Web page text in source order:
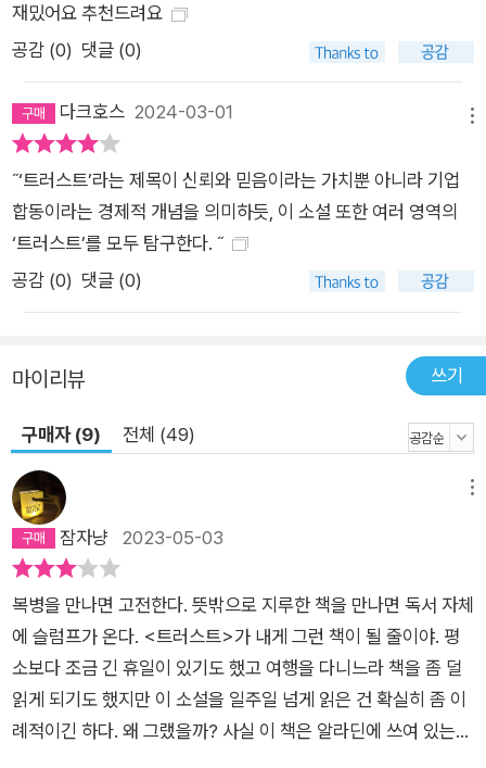
도록 하네. 현실을 조정해서 내 실수에 맞도록 구부리지.” 『트러
스트』를 통해 작가 에르난 디아스는 독자에게 이런 질문을 하는
듯하다. 돈과 권력을 가진 누군가의 손에서 조정되고 구부러지는
현실 속에서 당신은 과연 누구의 이야기를 신뢰하겠느냐고. 소설
의 마지막 문장을 읽고 나면, 독자는 그 질문을 곱씹으면서 다시
첫 페이지로 돌아가고 싶어질 것이다. 그리고 완전히 새로운 시각
으로, 네 개의 글을 다시 한번 읽어나가게 될 것이다. 독특하면서
도 정교한 형식, 과거와 현재를 관통하는 문제를 직시하는 통찰력
있는 시각, 겹겹이 쌓인 절묘한 레이어와 아름다운 문장, 놀라움
재밌어요 추천드려요
공감 (0) 댓글 (0)
다크호스 2024-03-01
˝‘트러스트’라는 제목이 신뢰와 믿음이라는 가치뿐 아니라 기업
합동이라는 경제적 개념을 의미하듯, 이 소설 또한 여러 영역의
‘트러스트’를 모두 탐구한다. ˝
공감 (0) 댓글 (0)
마이리뷰 쓰기
구매자 (9) 전체 (49)
잠자냥 2023-05-03
복병을 만나면 고전한다. 뜻밖으로 지루한 책을 만나면 독서 자체
에 슬럼프가 온다. <트러스트>가 내게 그런 책이 될 줄이야. 평
소보다 조금 긴 휴일이 있기도 했고 여행을 다니느라 책을 좀 덜
읽게 되기도 했지만 이 소설을 일주일 넘게 읽은 건 확실히 좀 이
례적이긴 하다. 왜 그랬을까? 사실 이 책은 알라딘에 쓰여 있는